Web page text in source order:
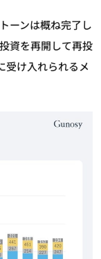
ーンは概ね完了し
資を再開して再投
受け入れられるメ